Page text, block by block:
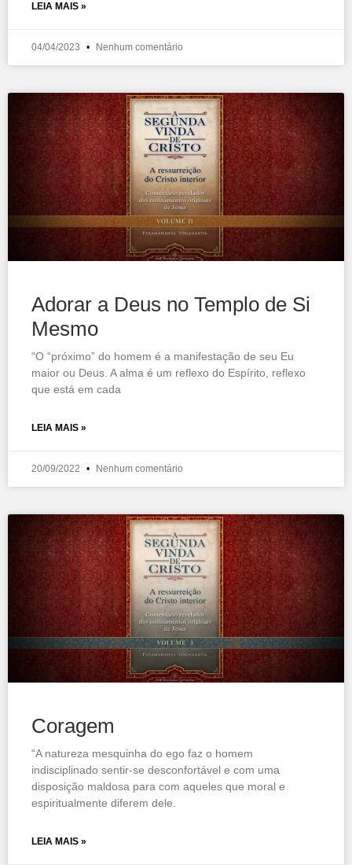
LEIA MAIS »
04/04/2023 Nenhum comentário
Adorar a Deus no Templo de Si
Mesmo
“O “próximo” do homem é a manifestação de seu Eu
maior ou Deus. A alma é um reflexo do Espírito, reflexo
que está em cada
LEIA MAIS »
20/09/2022 Nenhum comentário
Coragem
“A natureza mesquinha do ego faz o homem
indisciplinado sentir-se desconfortável e com uma
disposição maldosa para com aqueles que moral e
espiritualmente diferem dele.
LEIA MAIS »